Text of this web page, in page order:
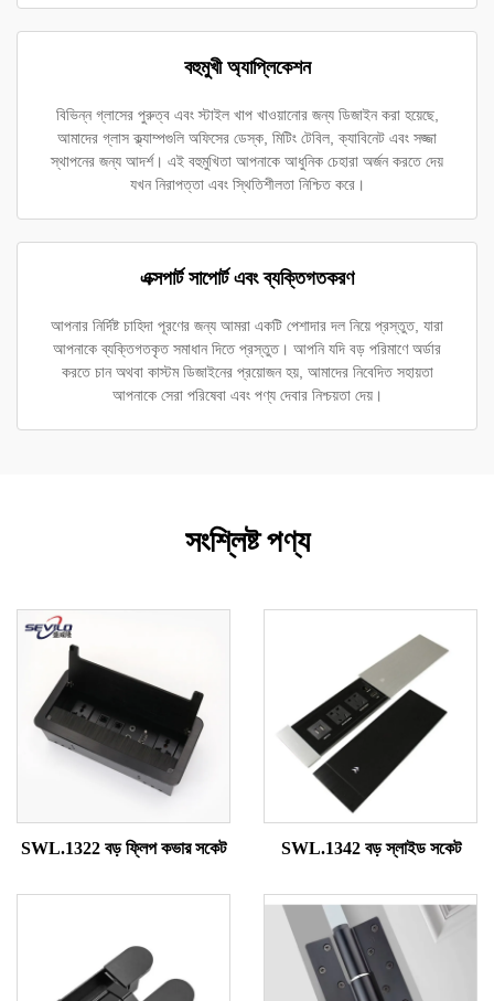
বহুমুখী অ্যাপ্লিকেশন
বিভিন্ন গ্লাসের পুরুত্ব এবং স্টাইল খাপ খাওয়ানোর জন্য ডিজাইন করা হয়েছে,
আমাদের গ্লাস ক্ল্যাম্পগুলি অফিসের ডেস্ক, মিটিং টেবিল, ক্যাবিনেট এবং সজ্জা
স্থাপনের জন্য আদর্শ। এই বহুমুখিতা আপনাকে আধুনিক চেহারা অর্জন করতে দেয়
যখন নিরাপত্তা এবং স্থিতিশীলতা নিশ্চিত করে।
এক্সপার্ট সাপোর্ট এবং ব্যক্তিগতকরণ
আপনার নির্দিষ্ট চাহিদা পূরণের জন্য আমরা একটি পেশাদার দল নিয়ে প্রস্তুত, যারা
আপনাকে ব্যক্তিগতকৃত সমাধান দিতে প্রস্তুত। আপনি যদি বড় পরিমাণে অর্ডার
করতে চান অথবা কাস্টম ডিজাইনের প্রয়োজন হয়, আমাদের নিবেদিত সহায়তা
আপনাকে সেরা পরিষেবা এবং পণ্য দেবার নিশ্চয়তা দেয়।
সংশ্লিষ্ট পণ্য
SWL.1322 বড় ফ্লিপ কভার সকেট SWL.1342 বড় স্লাইড সকেট